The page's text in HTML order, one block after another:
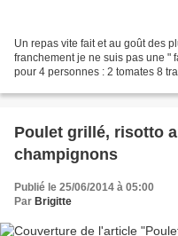
Un repas vite fait et au goût des
franchement je ne suis pas une "
pour 4 personnes : 2 tomates 8
Poulet grillé, risotto
champignons
Publié le 25/06/2014 à 05:00
Par Brigitte